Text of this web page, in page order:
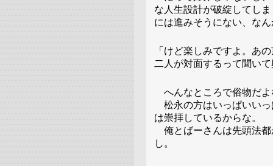
な人生設計が破綻してし
には進みそうにない、な
「けど楽しみですよ。あ
二人が対面するって聞い
へんなところで俗物だよ
松永の方はいっぱいいっ
は崇拝しているからな。
俺とばーさんは先頭法都
し。